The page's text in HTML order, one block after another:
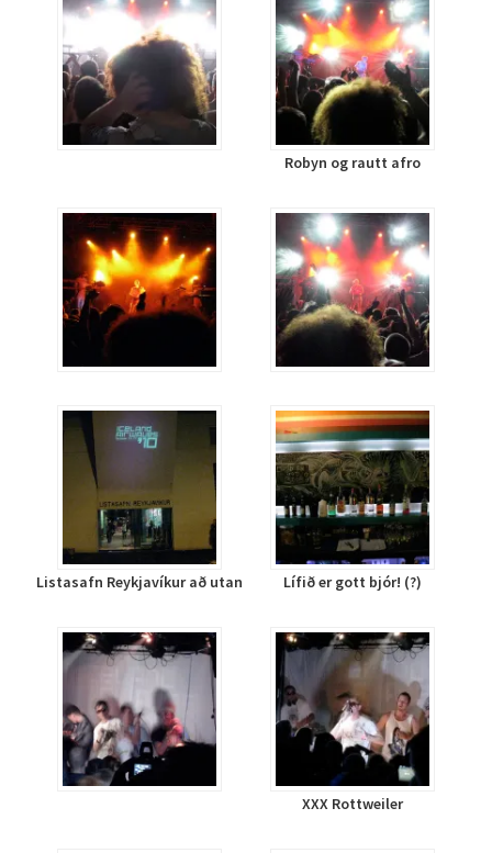
Robyn og rautt afro
Listasafn Reykjavíkur að utan Lífið er gott bjór! (?)
XXX Rottweiler